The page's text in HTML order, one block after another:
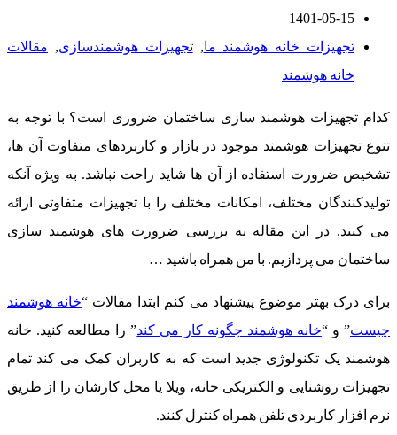
1401-05-15
تجهیزات خانه هوشمند ما,تجهیزات هوشمندسازی, مقالات
خانه هوشمند
کدام تجهیزات هوشمند سازی ساختمان ضروری است؟ با توجه به
تنوع تجهیزات هوشمند موجود در بازار و کاربردهای متفاوت آن ها،
تشخیص ضرورت استفاده از آن ها شاید راحت نباشد. به ویژه آنکه
تولیدکنندگان مختلف، امکانات مختلف را با تجهیزات متفاوتی ارائه
می کنند. در این مقاله به بررسی ضرورت های هوشمند سازی
ساختمان می پردازیم. با من همراه باشید …
برای درک بهتر موضوع پیشنهاد می کنم ابتدا مقالات “خانه هوشمند
چیست” و “خانه هوشمند چگونه کار می کند” را مطالعه کنید. خانه
هوشمند یک تکنولوژی جدید است که به کاربران کمک می کند تمام
تجهیزات روشنایی و الکتریکی خانه، ویلا یا محل کارشان را از طریق
نرم افزار کاربردی تلفن همراه کنترل کنند.